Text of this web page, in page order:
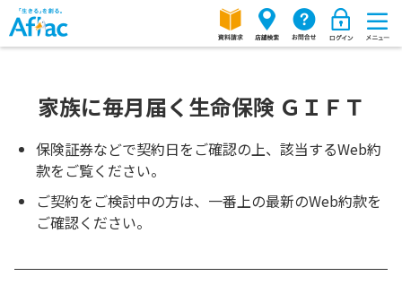
家族に毎月届く生命保険 ＧＩＦＴ
保険証券などで契約日をご確認の上、該当するWeb約
款をご覧ください。
ご契約をご検討中の方は、一番上の最新のWeb約款を
ご確認ください。